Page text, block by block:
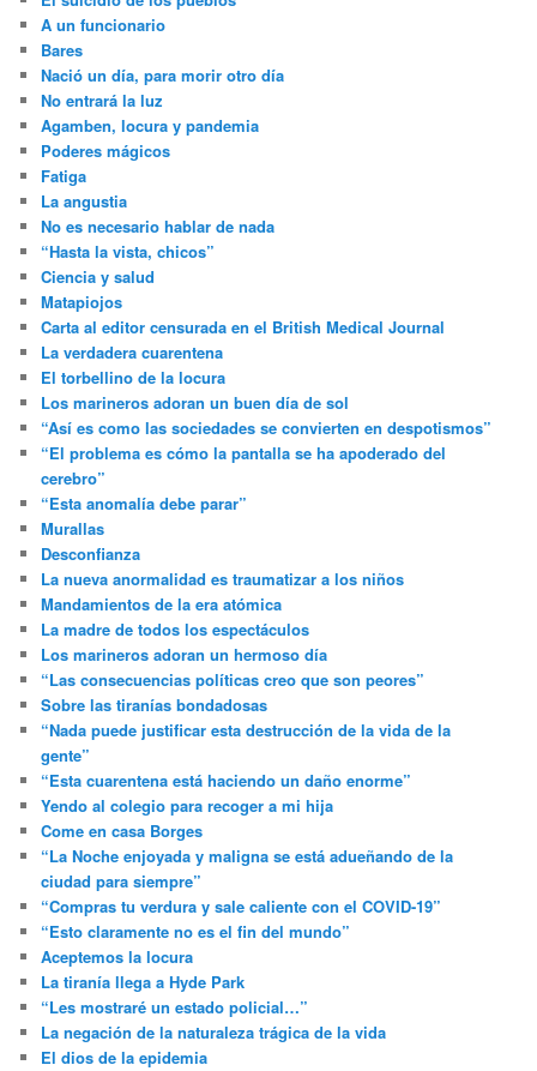
A un funcionario
Bares
Nació un día, para morir otro día
No entrará la luz
Agamben, locura y pandemia
Poderes mágicos
Fatiga
La angustia
No es necesario hablar de nada
“Hasta la vista, chicos”
Ciencia y salud
Matapiojos
Carta al editor censurada en el British Medical Journal
La verdadera cuarentena
El torbellino de la locura
Los marineros adoran un buen día de sol
“Así es como las sociedades se convierten en despotismos”
“El problema es cómo la pantalla se ha apoderado del
cerebro”
“Esta anomalía debe parar”
Murallas
Desconfianza
La nueva anormalidad es traumatizar a los niños
Mandamientos de la era atómica
La madre de todos los espectáculos
Los marineros adoran un hermoso día
“Las consecuencias políticas creo que son peores”
Sobre las tiranías bondadosas
“Nada puede justificar esta destrucción de la vida de la
gente”
“Esta cuarentena está haciendo un daño enorme”
Yendo al colegio para recoger a mi hija
Come en casa Borges
“La Noche enjoyada y maligna se está adueñando de la
ciudad para siempre”
“Compras tu verdura y sale caliente con el COVID-19”
“Esto claramente no es el fin del mundo”
Aceptemos la locura
La tiranía llega a Hyde Park
“Les mostraré un estado policial…”
La negación de la naturaleza trágica de la vida
El dios de la epidemia